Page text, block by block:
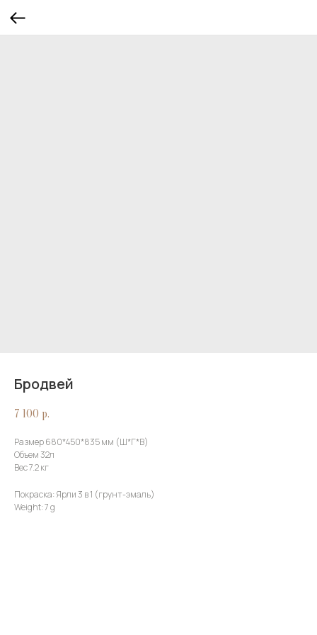
Бродвей
7 100 р.
Размер 680*450*835 мм (Ш*Г*В)
Объем 32л
Вес 7.2 кг
Покраска: Ярли 3 в 1 (грунт-эмаль)
Weight: 7 g